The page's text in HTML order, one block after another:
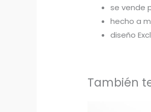
se vende
hecho a
diseño
También